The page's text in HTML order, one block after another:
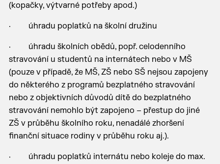
(kopačky, výtvarné potřeby apod.)
· úhradu poplatků na školní družinu
· úhradu školních obědů, popř. celodenního
stravování u studentů na internátech nebo v MŠ
(pouze v případě, že MŠ, ZŠ nebo SŠ nejsou zapojeny
do některého z programů bezplatného stravování
nebo z objektivních důvodů dítě do bezplatného
stravování nemohlo být zapojeno – přestup do jiné
ZŠ v průběhu školního roku, nenadálé zhoršení
finanční situace rodiny v průběhu roku aj.).
· úhradu poplatků internátu nebo koleje do max.